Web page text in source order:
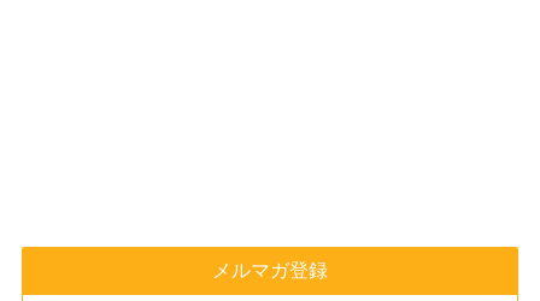
メルマガ登録